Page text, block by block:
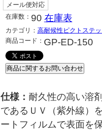
メール便対応
在庫数： 90 在庫表
カテゴリ： 高耐候性ピクトステ
商品コード： GP-ED-150
仕様： 耐久性の高い溶
であるＵＶ（紫外線）
ートフィルムで表面を